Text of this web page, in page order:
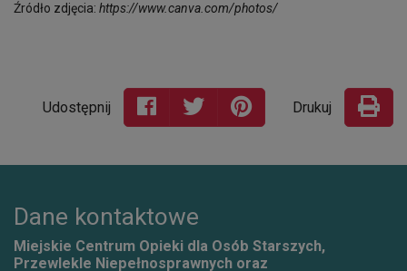
Źródło zdjęcia: https://www.canva.com/photos/
Udostępnij Drukuj
Dane kontaktowe
Miejskie Centrum Opieki dla Osób Starszych,
Przewlekle Niepełnosprawnych oraz